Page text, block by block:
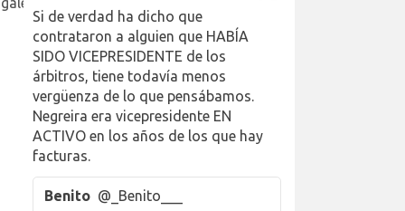
Si de verdad ha dicho que
contrataron a alguien que HABÍA
SIDO VICEPRESIDENTE de los
árbitros, tiene todavía menos
vergüenza de lo que pensábamos.
Negreira era vicepresidente EN
ACTIVO en los años de los que hay
facturas.
Benito @_Benito___